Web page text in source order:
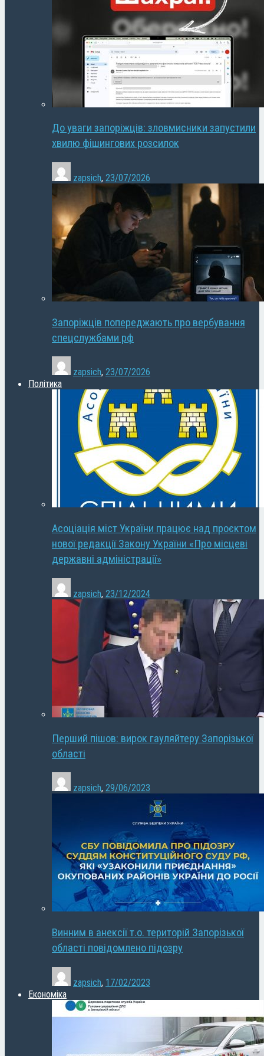
До уваги запоріжців: зловмисники запустили
хвилю фішингових розсилок
zapsich, 23/07/2026
Запоріжців попереджають про вербування
спецслужбами рф
zapsich, 23/07/2026
Політика
Асоціація міст України працює над проєктом
нової редакції Закону України «Про місцеві
державні адміністрації»
zapsich, 23/12/2024
Перший пішов: вирок гауляйтеру Запорізької
області
zapsich, 29/06/2023
Винним в анексії т.о. територій Запорізької
області повідомлено підозру
zapsich, 17/02/2023
Економіка